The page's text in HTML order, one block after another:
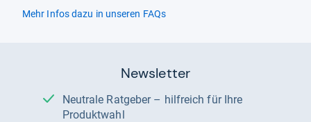
Mehr Infos dazu in unseren FAQs
Newsletter
Neutrale Ratgeber – hilfreich für Ihre
Produktwahl